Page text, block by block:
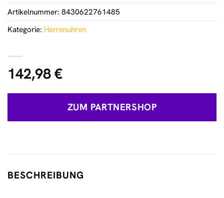
142,98€
ZUM PARTNERSHOP
Artikelnummer: 8430622761485
Kategorie: Herrenuhren
BESCHREIBUNG